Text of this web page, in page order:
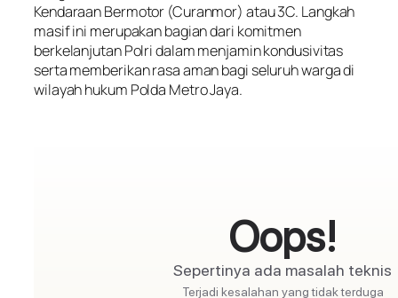
Kendaraan Bermotor (Curanmor) atau 3C. Langkah
masif ini merupakan bagian dari komitmen
berkelanjutan Polri dalam menjamin kondusivitas
serta memberikan rasa aman bagi seluruh warga di
wilayah hukum Polda Metro Jaya.